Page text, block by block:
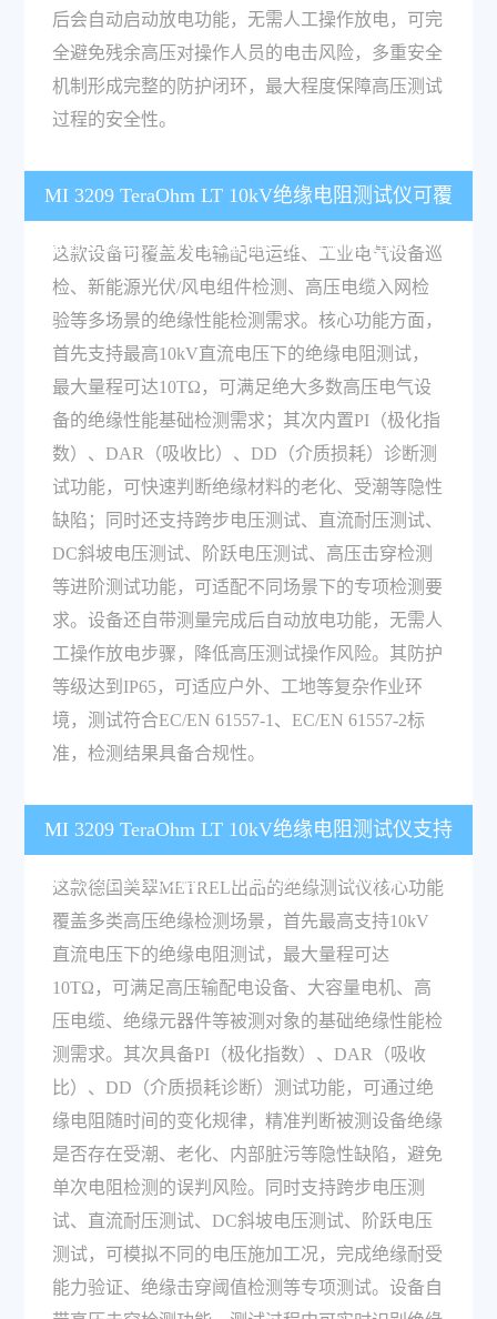
后会自动启动放电功能，无需人工操作放电，可完
全避免残余高压对操作人员的电击风险，多重安全
机制形成完整的防护闭环，最大程度保障高压测试
过程的安全性。
MI 3209 TeraOhm LT 10kV绝缘电阻测试仪可覆
盖哪些测试场景，具备哪些核心测试功能？
这款设备可覆盖发电输配电运维、工业电气设备巡
检、新能源光伏/风电组件检测、高压电缆入网检
验等多场景的绝缘性能检测需求。核心功能方面，
首先支持最高10kV直流电压下的绝缘电阻测试，
最大量程可达10TΩ，可满足绝大多数高压电气设
备的绝缘性能基础检测需求；其次内置PI（极化指
数）、DAR（吸收比）、DD（介质损耗）诊断测
试功能，可快速判断绝缘材料的老化、受潮等隐性
缺陷；同时还支持跨步电压测试、直流耐压测试、
DC斜坡电压测试、阶跃电压测试、高压击穿检测
等进阶测试功能，可适配不同场景下的专项检测要
求。设备还自带测量完成后自动放电功能，无需人
工操作放电步骤，降低高压测试操作风险。其防护
等级达到IP65，可适应户外、工地等复杂作业环
境，测试符合EC/EN 61557-1、EC/EN 61557-2标
准，检测结果具备合规性。
MI 3209 TeraOhm LT 10kV绝缘电阻测试仪支持
哪些核心测试功能，分别适用于什么场景？
这款德国美翠METREL出品的绝缘测试仪核心功能
覆盖多类高压绝缘检测场景，首先最高支持10kV
直流电压下的绝缘电阻测试，最大量程可达
10TΩ，可满足高压输配电设备、大容量电机、高
压电缆、绝缘元器件等被测对象的基础绝缘性能检
测需求。其次具备PI（极化指数）、DAR（吸收
比）、DD（介质损耗诊断）测试功能，可通过绝
缘电阻随时间的变化规律，精准判断被测设备绝缘
是否存在受潮、老化、内部脏污等隐性缺陷，避免
单次电阻检测的误判风险。同时支持跨步电压测
试、直流耐压测试、DC斜坡电压测试、阶跃电压
测试，可模拟不同的电压施加工况，完成绝缘耐受
能力验证、绝缘击穿阈值检测等专项测试。设备自